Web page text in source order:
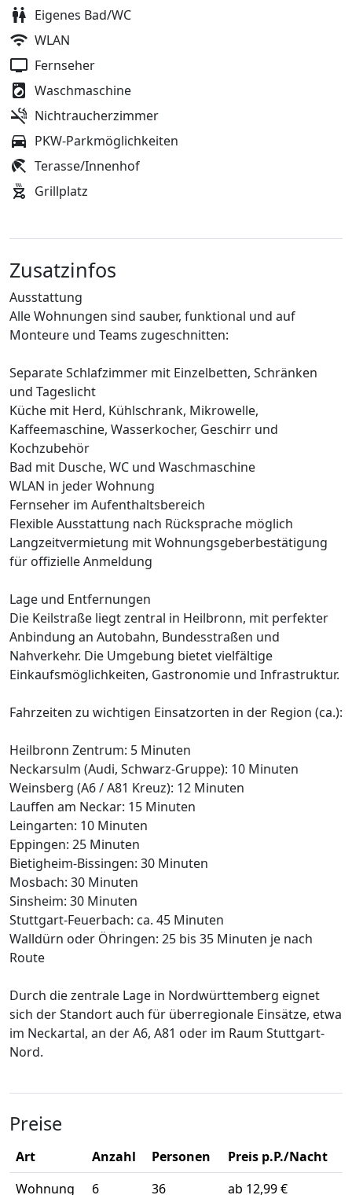
Eigenes Bad/WC
WLAN
Fernseher
Waschmaschine
Nichtraucherzimmer
PKW-Parkmöglichkeiten
Terasse/Innenhof
Grillplatz
Zusatzinfos
Ausstattung
Alle Wohnungen sind sauber, funktional und auf
Monteure und Teams zugeschnitten:
Separate Schlafzimmer mit Einzelbetten, Schränken
und Tageslicht
Küche mit Herd, Kühlschrank, Mikrowelle,
Kaffeemaschine, Wasserkocher, Geschirr und
Kochzubehör
Bad mit Dusche, WC und Waschmaschine
WLAN in jeder Wohnung
Fernseher im Aufenthaltsbereich
Flexible Ausstattung nach Rücksprache möglich
Langzeitvermietung mit Wohnungsgeberbestätigung
für offizielle Anmeldung
Lage und Entfernungen
Die Keilstraße liegt zentral in Heilbronn, mit perfekter
Anbindung an Autobahn, Bundesstraßen und
Nahverkehr. Die Umgebung bietet vielfältige
Einkaufsmöglichkeiten, Gastronomie und Infrastruktur.
Fahrzeiten zu wichtigen Einsatzorten in der Region (ca.):
Heilbronn Zentrum: 5 Minuten
Neckarsulm (Audi, Schwarz-Gruppe): 10 Minuten
Weinsberg (A6 / A81 Kreuz): 12 Minuten
Lauffen am Neckar: 15 Minuten
Leingarten: 10 Minuten
Eppingen: 25 Minuten
Bietigheim-Bissingen: 30 Minuten
Mosbach: 30 Minuten
Sinsheim: 30 Minuten
Stuttgart-Feuerbach: ca. 45 Minuten
Walldürn oder Öhringen: 25 bis 35 Minuten je nach
Route
Durch die zentrale Lage in Nordwürttemberg eignet
sich der Standort auch für überregionale Einsätze, etwa
im Neckartal, an der A6, A81 oder im Raum Stuttgart-
Nord.
Preise
Art Anzahl Personen
Preis p.P./Nacht
Wohnung
6 36 ab 12,99 €